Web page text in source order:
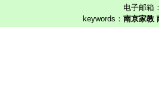
电子邮箱
keywords： 南京家教